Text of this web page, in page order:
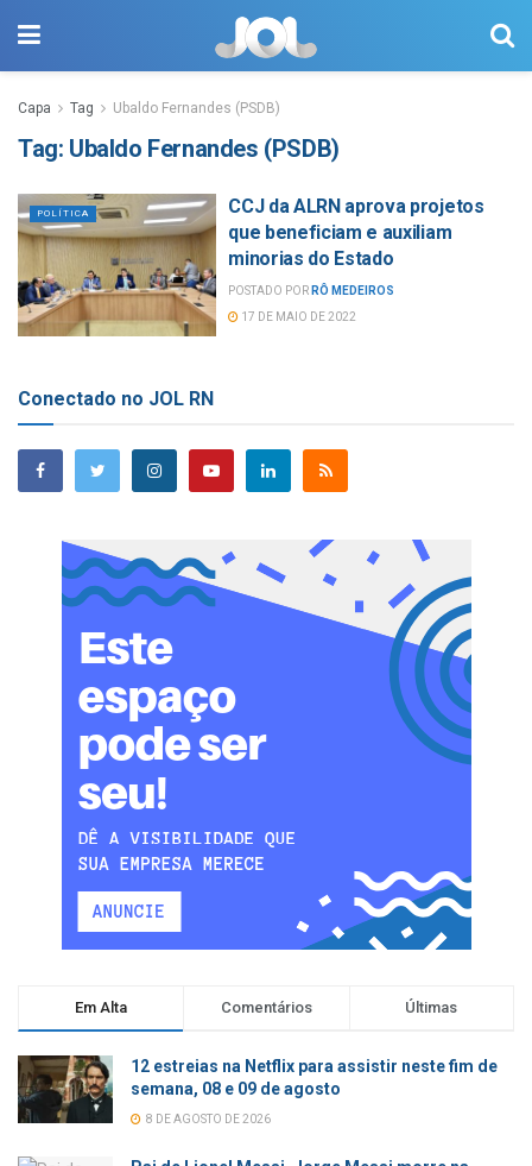
Capa Tag Ubaldo Fernandes (PSDB)
Tag: Ubaldo Fernandes (PSDB)
POLÍTICA
CCJ da ALRN aprova projetos
que beneficiam e auxiliam
minorias do Estado
POSTADO POR RÔ MEDEIROS
17 DE MAIO DE 2022
Conectado no JOL RN
Em Alta Comentários Últimas
12 estreias na Netflix para assistir neste fim de
semana, 08 e 09 de agosto
8 DE AGOSTO DE 2026